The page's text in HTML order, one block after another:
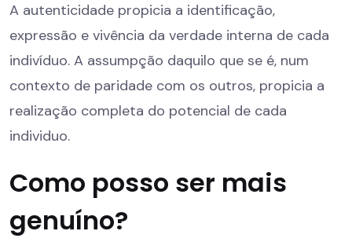
A autenticidade propicia a identificação,
expressão e vivência da verdade interna de cada
indivíduo. A assumpção daquilo que se é, num
contexto de paridade com os outros, propicia a
realização completa do potencial de cada
individuo.
Como posso ser mais
genuíno?